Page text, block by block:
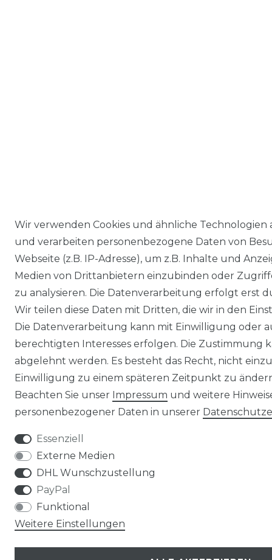
Wir verwenden Cookies und ähnliche Technologien
und verarbeiten personenbezogene Daten von
Webseite (z.B. IP-Adresse), um z.B. Inhalte und
Medien von Drittanbietern einzubinden oder
zu analysieren. Die Datenverarbeitung erfolgt erst
Wir teilen diese Daten mit Dritten, die wir in den
Die Datenverarbeitung kann mit Einwilligung oder
berechtigten Interesses erfolgen. Die Zustimmung
abgelehnt werden. Es besteht das Recht, nicht
Einwilligung zu einem späteren Zeitpunkt zu
Beachten Sie unser Impressum und weitere
personenbezogener Daten in unserer
Essenziell
Externe Medien
DHL Wunschzustellung
PayPal
Funktional
Weitere Einstellungen